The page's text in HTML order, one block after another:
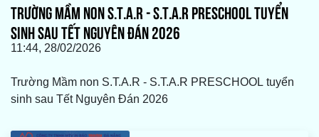
TRƯỜNG MẦM NON S.T.A.R - S.T.A.R PRESCHOOL TUYỂN
SINH SAU TẾT NGUYÊN ĐÁN 2026
11:44, 28/02/2026
Trường Mầm non S.T.A.R - S.T.A.R PRESCHOOL tuyển
sinh sau Tết Nguyên Đán 2026